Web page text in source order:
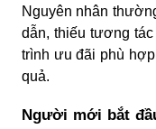
Nguyên nhân
dẫn, thiếu tương
trình ưu đãi phù
quả.
Người mới bắt